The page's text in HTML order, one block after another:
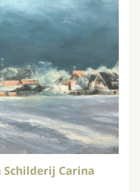
Carina